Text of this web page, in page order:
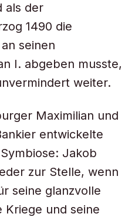
als der
1490 die
seinen
I. abgeben musste,
weiter.
Maximilian und
entwickelte
Jakob
zur Stelle, wenn
seine glanzvolle
Kriege und seine